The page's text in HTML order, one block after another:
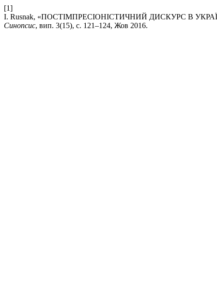
[1]
I. Rusnak, «ПОСТІМПРЕСІОНІСТИЧНИЙ ДИСКУРС В
Синопсис, вип. 3(15), с. 121–124, Жов 2016.